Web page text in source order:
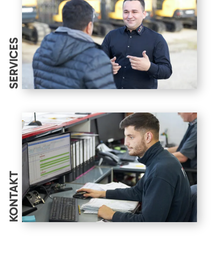
SERVICES
KONTAKT